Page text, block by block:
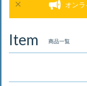
オン
Item 商品一覧